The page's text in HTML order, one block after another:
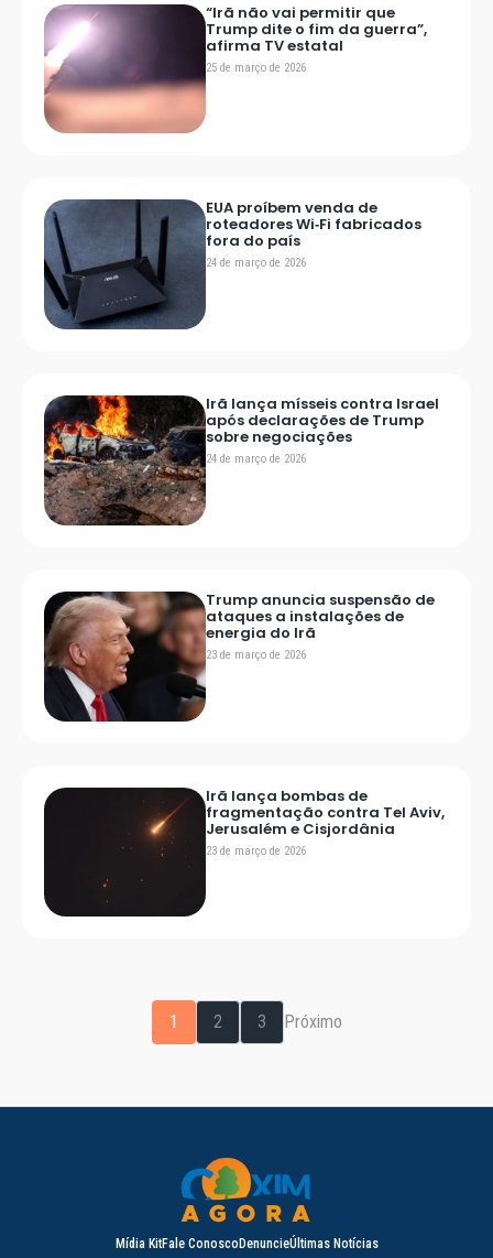
“Irã não vai permitir que
Trump dite o fim da guerra”,
afirma TV estatal
25 de março de 2026
EUA proíbem venda de
roteadores Wi‑Fi fabricados
fora do país
24 de março de 2026
Irã lança mísseis contra Israel
após declarações de Trump
sobre negociações
24 de março de 2026
Trump anuncia suspensão de
ataques a instalações de
energia do Irã
23 de março de 2026
Irã lança bombas de
fragmentação contra Tel Aviv,
Jerusalém e Cisjordânia
23 de março de 2026
1 2 3 Próximo
Mídia KitFale ConoscoDenuncieÚltimas Notícias